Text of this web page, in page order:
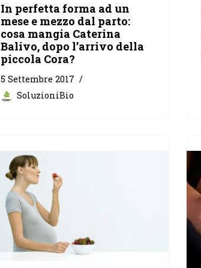
In perfetta forma ad un
mese e mezzo dal parto:
cosa mangia Caterina
Balivo, dopo l’arrivo della
piccola Cora?
5 Settembre 2017
SoluzioniBio